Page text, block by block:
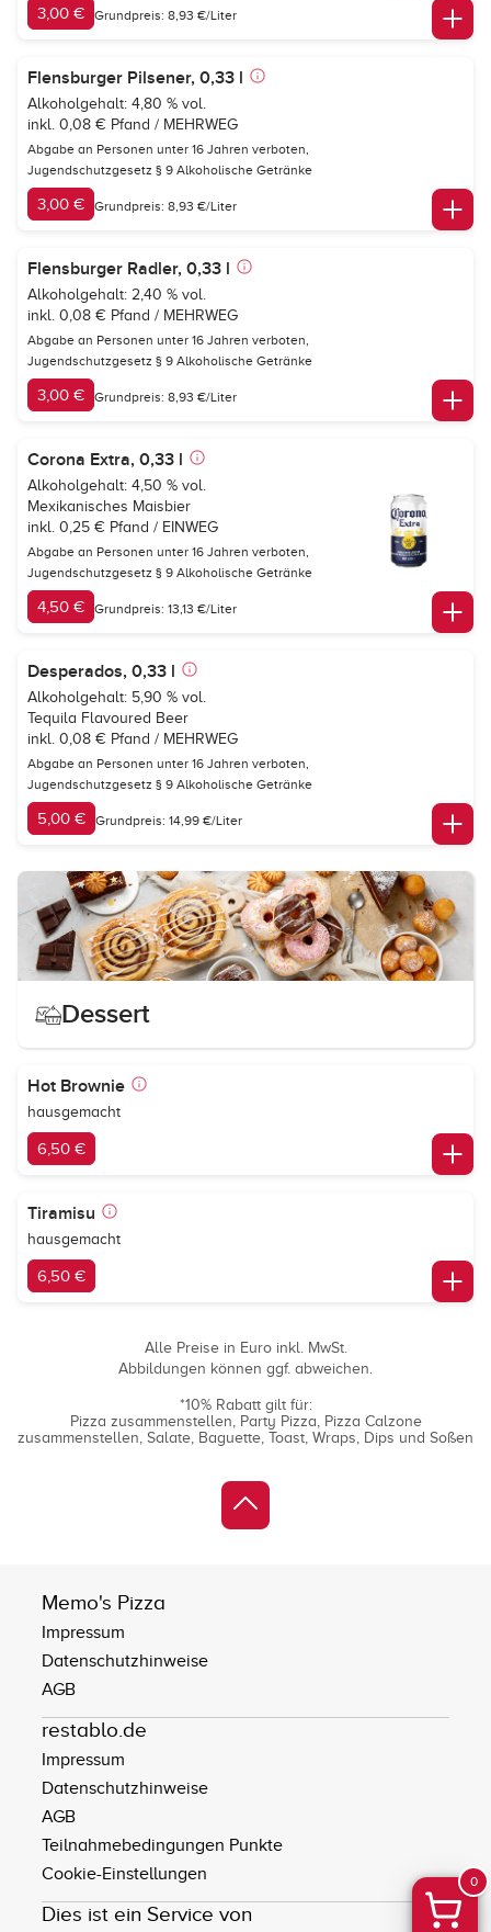
3,00 € Grundpreis: 8,93 €/Liter
Flensburger Pilsener, 0,33 l
Alkoholgehalt: 4,80 % vol.
inkl. 0,08 € Pfand / MEHRWEG
Abgabe an Personen unter 16 Jahren verboten,
Jugendschutzgesetz § 9 Alkoholische Getränke
3,00 € Grundpreis: 8,93 €/Liter
Flensburger Radler, 0,33 l
Alkoholgehalt: 2,40 % vol.
inkl. 0,08 € Pfand / MEHRWEG
Abgabe an Personen unter 16 Jahren verboten,
Jugendschutzgesetz § 9 Alkoholische Getränke
3,00 € Grundpreis: 8,93 €/Liter
Corona Extra, 0,33 l
Alkoholgehalt: 4,50 % vol.
Mexikanisches Maisbier
inkl. 0,25 € Pfand / EINWEG
Abgabe an Personen unter 16 Jahren verboten,
Jugendschutzgesetz § 9 Alkoholische Getränke
4,50 € Grundpreis: 13,13 €/Liter
Desperados, 0,33 l
Alkoholgehalt: 5,90 % vol.
Tequila Flavoured Beer
inkl. 0,08 € Pfand / MEHRWEG
Abgabe an Personen unter 16 Jahren verboten,
Jugendschutzgesetz § 9 Alkoholische Getränke
5,00 € Grundpreis: 14,99 €/Liter
Dessert
Hot Brownie
hausgemacht
6,50 €
Tiramisu
hausgemacht
6,50 €
Alle Preise in Euro inkl. MwSt.
Abbildungen können ggf. abweichen.
*10% Rabatt gilt für:
Pizza zusammenstellen
Party Pizza
Pizza Calzone
zusammenstellen Salate Baguette Toast Wraps Dips und Soßen
0
Memo's Pizza
Impressum
Datenschutzhinweise
AGB
restablo.de
Impressum
Datenschutzhinweise
AGB
Teilnahmebedingungen Punkte
Cookie-Einstellungen
Dies ist ein Service von